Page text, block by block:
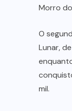
Morro
O
Lunar,
mil.